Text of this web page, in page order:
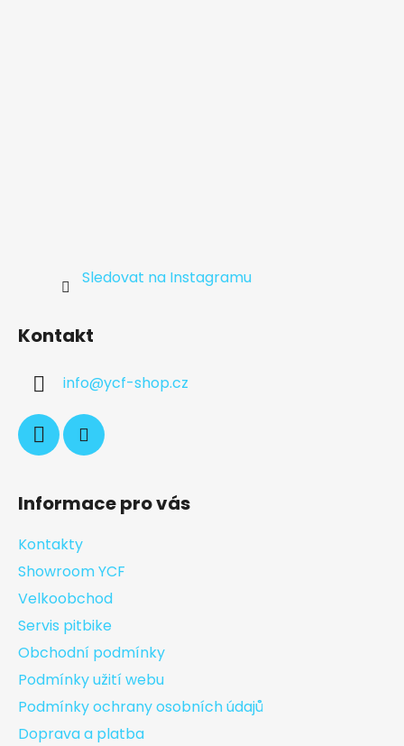
Sledovat na Instagramu
Kontakt
info@ycf-shop.cz
Informace pro vás
Kontakty
Showroom YCF
Velkoobchod
Servis pitbike
Obchodní podmínky
Podmínky užití webu
Podmínky ochrany osobních údajů
Doprava a platba